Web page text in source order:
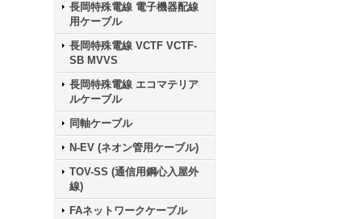
長岡特殊電線 電子機器配線
用ケーブル
長岡特殊電線 VCTF VCTF-
SB MVVS
長岡特殊電線 エコマテリア
ルケーブル
同軸ケーブル
N-EV (ネオン管用ケーブル)
TOV-SS (通信用鋼心入屋外
線)
FAネットワークケーブル